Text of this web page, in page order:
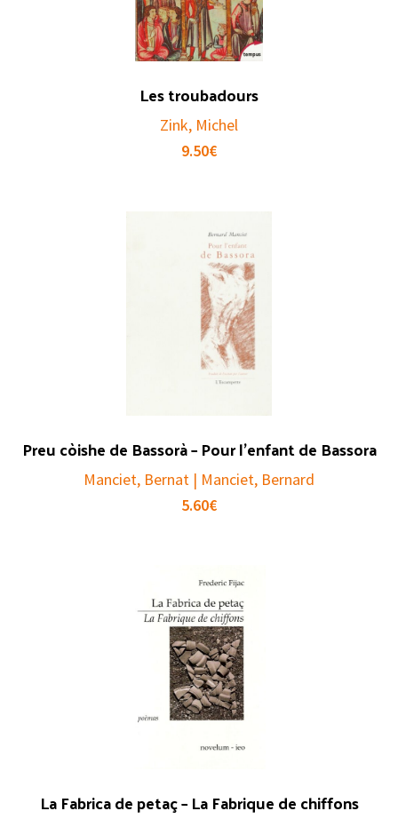
Les troubadours
Zink, Michel
9.50€
Preu còishe de Bassorà – Pour l’enfant de Bassora
Manciet, Bernat | Manciet, Bernard
5.60€
La Fabrica de petaç – La Fabrique de chiffons